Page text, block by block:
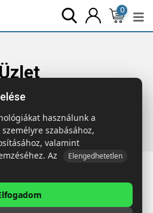
0
& Ivás
350ml
Étkezés & Ivás
használunk a
szabásához,
valamint
Az
Elengedhetetlen